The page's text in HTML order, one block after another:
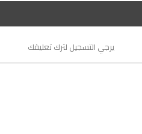
يرجي التسجيل لترك تعليقك